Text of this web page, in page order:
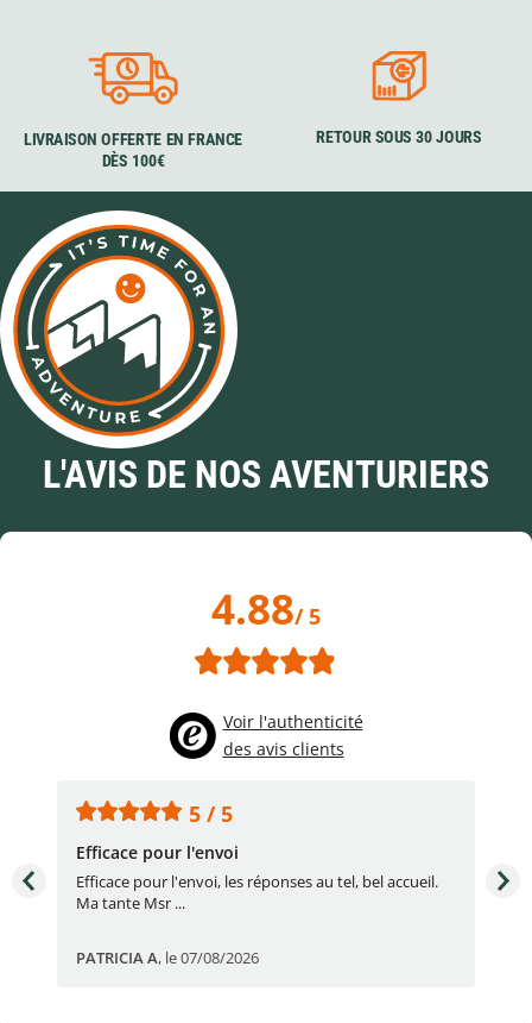
LIVRAISON OFFERTE EN FRANCE
DÈS 100€
RETOUR SOUS 30 JOURS
L'AVIS DE NOS AVENTURIERS
4.88/ 5
Voir l'authenticité
des avis clients
5 / 5
Efficace pour l'envoi
Efficace pour l'envoi, les réponses au tel, bel accueil.
Ma tante Msr ...
PATRICIA A, le 07/08/2026